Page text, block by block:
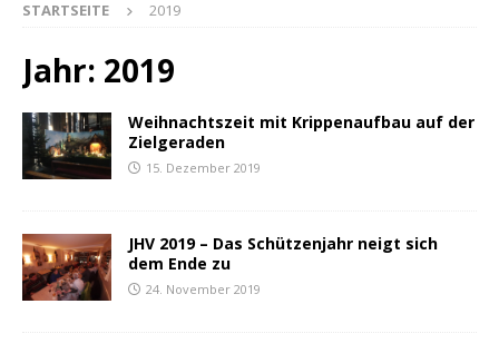
STARTSEITE 2019
Jahr: 2019
Weihnachtszeit mit Krippenaufbau auf der
Zielgeraden
15. Dezember 2019
JHV 2019 – Das Schützenjahr neigt sich
dem Ende zu
24. November 2019